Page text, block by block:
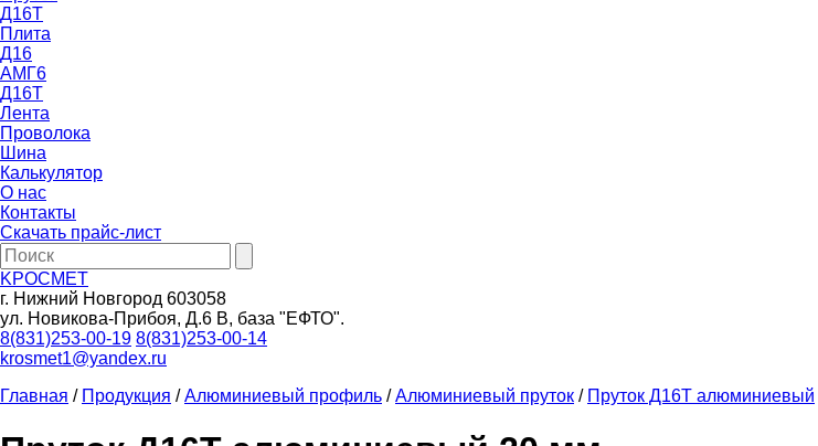
Д16Т
Плита
Д16
АМГ6
Д16Т
Лента
Проволока
Шина
Калькулятор
О нас
Контакты
Скачать прайс-лист
KРОСМЕТ
г. Нижний Новгород 603058
ул. Новикова-Прибоя, Д.6 В, база "ЕФТО".
8(831)253-00-19 8(831)253-00-14
krosmet1@yandex.ru
Главная / Продукция /Алюминиевый профиль /Алюминиевый пруток / Пруток Д16Т алюминиевый